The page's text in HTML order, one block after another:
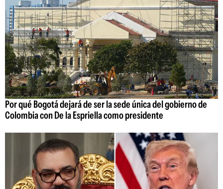
Por qué Bogotá dejará de ser la sede única del gobierno de
Colombia con De la Espriella como presidente